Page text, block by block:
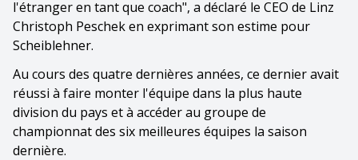
l'étranger en tant que coach", a déclaré le CEO de Linz
Christoph Peschek en exprimant son estime pour
Scheiblehner.
Au cours des quatre dernières années, ce dernier avait
réussi à faire monter l'équipe dans la plus haute
division du pays et à accéder au groupe de
championnat des six meilleures équipes la saison
dernière.